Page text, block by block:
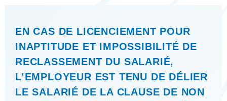
EN CAS DE LICENCIEMENT POUR
INAPTITUDE ET IMPOSSIBILITÉ DE
RECLASSEMENT DU SALARIÉ,
L’EMPLOYEUR EST TENU DE DÉLIER
LE SALARIÉ DE LA CLAUSE DE NON